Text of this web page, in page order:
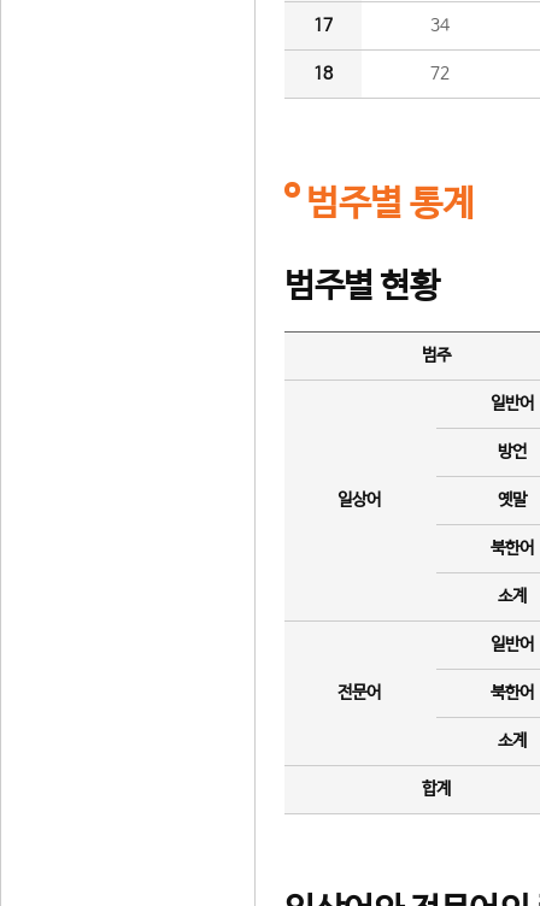
17 34
18 72
범주별 통계
범주별 현황
범주
일상어
일반어
방언
옛말
북한어
소계
전문어
일반어
북한어
소계
합계